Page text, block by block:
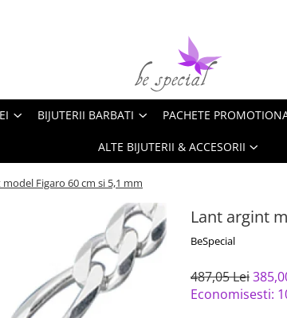
BIJUTERII BARBATI PACHETE
ALTE BIJUTERII & ACCESORII
Figaro 60 cm si 5,1 mm
Lant argint
BeSpecial
487,05 Lei
Economisesti: